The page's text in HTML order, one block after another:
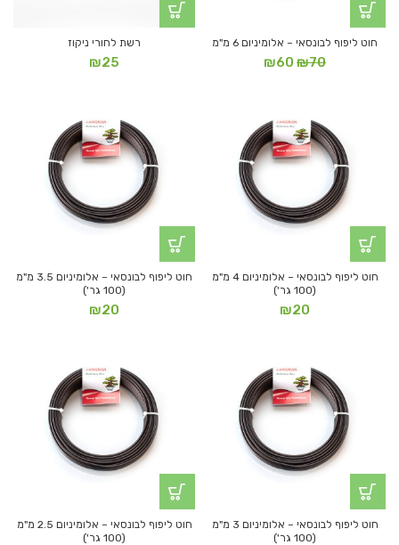
חוט ליפוף לבונסאי – אלומיניום 6 מ"מ
₪70
המחיר
₪60
רשת לחורי ניקוז
₪25
חוט ליפוף לבונסאי – אלומיניום 4 מ"מ
(100 גר')
₪20
חוט ליפוף לבונסאי – אלומיניום 3.5 מ"מ
(100 גר')
₪20
חוט ליפוף לבונסאי – אלומיניום 3 מ"מ
(100 גר')
חוט ליפוף לבונסאי – אלומיניום 2.5 מ"מ
(100 גר')